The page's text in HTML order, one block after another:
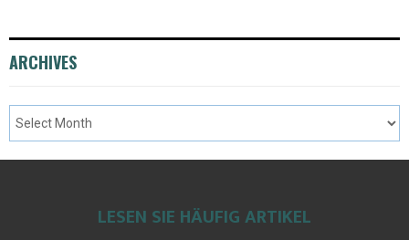
ARCHIVES
LESEN SIE HÄUFIG ARTIKEL